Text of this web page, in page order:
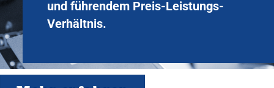
und führendem Preis-Leistungs-
Verhältnis.